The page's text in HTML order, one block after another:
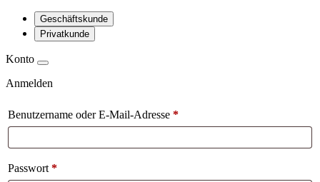
Geschäftskunde
Privatkunde
Konto
Anmelden
Benutzername oder E-Mail-Adresse *
Passwort *